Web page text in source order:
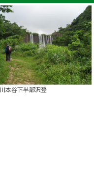
本谷下半部沢登